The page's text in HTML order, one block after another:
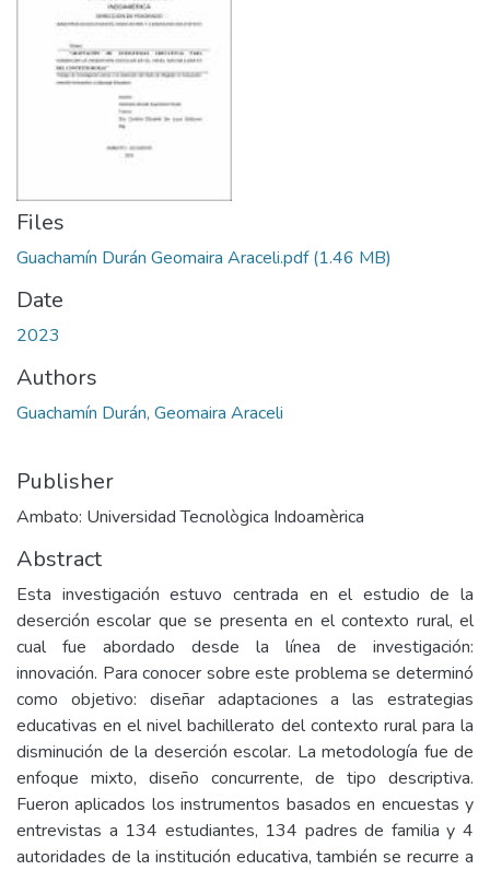
Files
Guachamín Durán Geomaira Araceli.pdf(1.46 MB)
Date
2023
Authors
Guachamín Durán, Geomaira Araceli
Publisher
Ambato: Universidad Tecnològica Indoamèrica
Abstract
Esta investigación estuvo centrada en el estudio de la
deserción escolar que se presenta en el contexto rural, el
cual fue abordado desde la línea de investigación:
innovación. Para conocer sobre este problema se determinó
como objetivo: diseñar adaptaciones a las estrategias
educativas en el nivel bachillerato del contexto rural para la
disminución de la deserción escolar. La metodología fue de
enfoque mixto, diseño concurrente, de tipo descriptiva.
Fueron aplicados los instrumentos basados en encuestas y
entrevistas a 134 estudiantes, 134 padres de familia y 4
autoridades de la institución educativa, también se recurre a